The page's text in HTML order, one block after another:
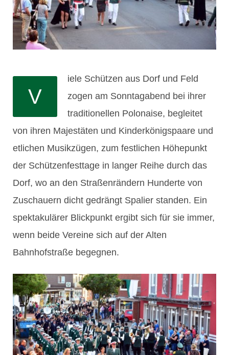
V
iele Schützen aus Dorf und Feld
zogen am Sonntagabend bei ihrer
traditionellen Polonaise, begleitet
von ihren Majestäten und Kinderkönigspaare und
etlichen Musikzügen, zum festlichen Höhepunkt
der Schützenfesttage in langer Reihe durch das
Dorf, wo an den Straßenrändern Hunderte von
Zuschauern dicht gedrängt Spalier standen. Ein
spektakulärer Blickpunkt ergibt sich für sie immer,
wenn beide Vereine sich auf der Alten
Bahnhofstraße begegnen.